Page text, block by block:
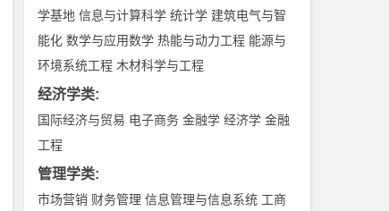
学基地 信息与计算科学 统计学 建筑电气与智
能化 数学与应用数学 热能与动力工程 能源与
环境系统工程 木材科学与工程
经济学类:
国际经济与贸易 电子商务 金融学 经济学 金融
工程
管理学类:
市场营销 财务管理 信息管理与信息系统 工商